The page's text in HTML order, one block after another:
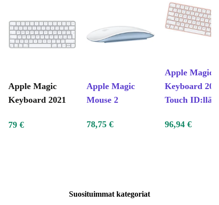
Apple Magic
Keyboard 2021
Apple Magic
Mouse 2
Apple Magic
Keyboard
Touch ID:llä
79 € 78,75 € 96,94 €
Suosituimmat kategoriat